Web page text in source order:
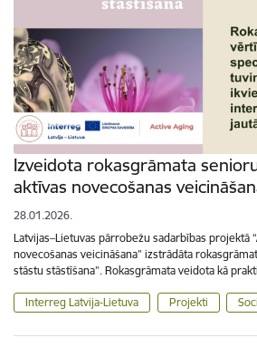
Izveidota rokasgrāmata
aktīvas novecošanas
28.01.2026.
Latvijas–Lietuvas pārrobežu sadarbības projektā
novecošanas veicināšana” izstrādāta
stāstu stāstīšana”. Rokasgrāmata veidota kā
Interreg Latvija-Lietuva Projekti